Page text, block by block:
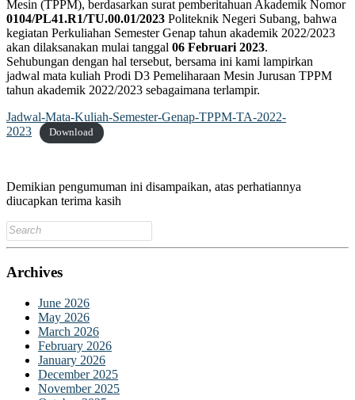
Mesin (TPPM), berdasarkan surat pemberitahuan Akademik Nomor
0104/PL41.R1/TU.00.01/2023 Politeknik Negeri Subang, bahwa
kegiatan Perkuliahan Semester Genap tahun akademik 2022/2023
akan dilaksanakan mulai tanggal 06 Februari 2023.
Sehubungan dengan hal tersebut, bersama ini kami lampirkan
jadwal mata kuliah Prodi D3 Pemeliharaan Mesin Jurusan TPPM
tahun akademik 2022/2023 sebagaimana terlampir.
Jadwal-Mata-Kuliah-Semester-Genap-TPPM-TA-2022-
2023
Download
Demikian pengumuman ini disampaikan, atas perhatiannya
diucapkan terima kasih
Search
for:
Archives
June 2026
May 2026
March 2026
February 2026
January 2026
December 2025
November 2025